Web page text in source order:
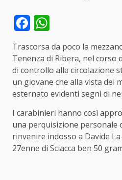
Facebook
Trascorsa da poco la
Tenenza di Ribera, nel corso
di controllo alla circolazione
un giovane che alla vista dei
esternato evidenti segni di
I carabinieri hanno così
una perquisizione personale
rinvenire indosso a Davide
27enne di Sciacca ben 50